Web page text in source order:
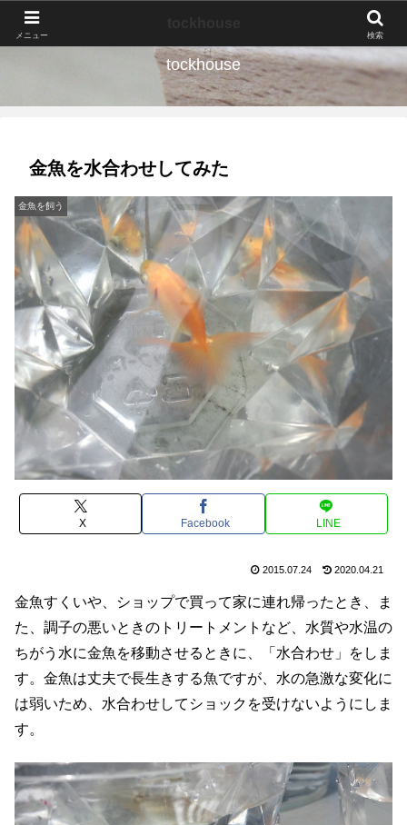
tockhouse
金魚を水合わせしてみた
金魚を飼う
X Facebook LINE
2015.07.24 2020.04.21
金魚すくいや、ショップで買って家に連れ帰ったとき、ま
た、調子の悪いときのトリートメントなど、水質や水温の
ちがう水に金魚を移動させるときに、「水合わせ」をしま
す。金魚は丈夫で長生きする魚ですが、水の急激な変化に
は弱いため、水合わせしてショックを受けないようにしま
す。
メニュー 検索